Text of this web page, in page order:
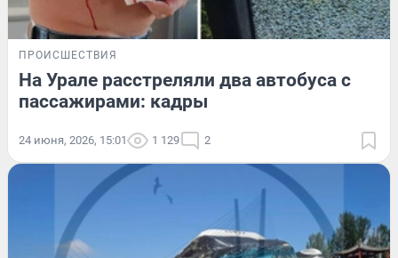
ПРОИСШЕСТВИЯ
На Урале расстреляли два автобуса с
пассажирами: кадры
24 июня, 2026, 15:01 1 129 2